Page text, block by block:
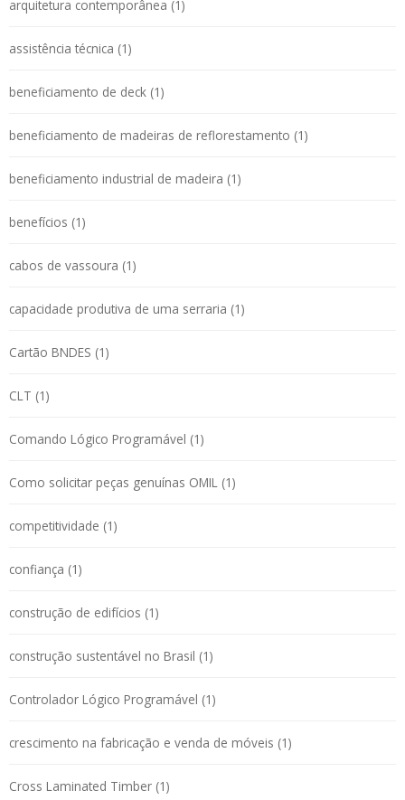
arquitetura contemporânea (1)
assistência técnica (1)
beneficiamento de deck (1)
beneficiamento de madeiras de reflorestamento (1)
beneficiamento industrial de madeira (1)
benefícios (1)
cabos de vassoura (1)
capacidade produtiva de uma serraria (1)
Cartão BNDES (1)
CLT (1)
Comando Lógico Programável (1)
Como solicitar peças genuínas OMIL (1)
competitividade (1)
confiança (1)
construção de edifícios (1)
construção sustentável no Brasil (1)
Controlador Lógico Programável (1)
crescimento na fabricação e venda de móveis (1)
Cross Laminated Timber (1)